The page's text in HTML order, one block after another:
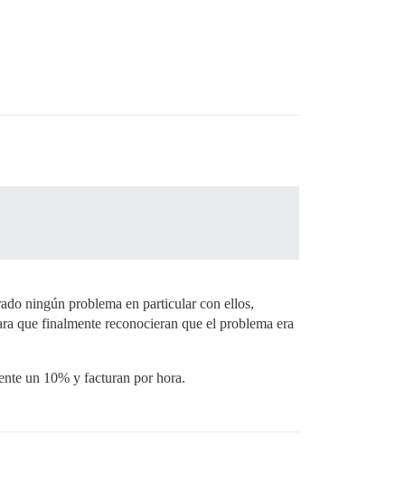
ningún problema en particular con ellos,
que finalmente reconocieran que el problema era
un 10% y facturan por hora.